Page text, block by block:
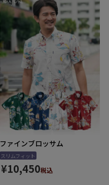
ファインブロッサム
スリムフィット
¥10,450税込